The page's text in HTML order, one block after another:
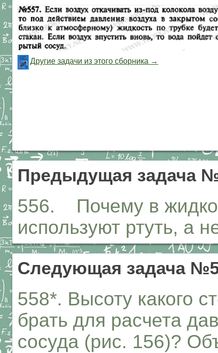
Другие задачи из этого сборника →
Предыдущая задача
556. Почему в
используют ртуть, а
Следующая задача
558*. Высоту какого
брать для расчета
сосуда (рис. 156)?